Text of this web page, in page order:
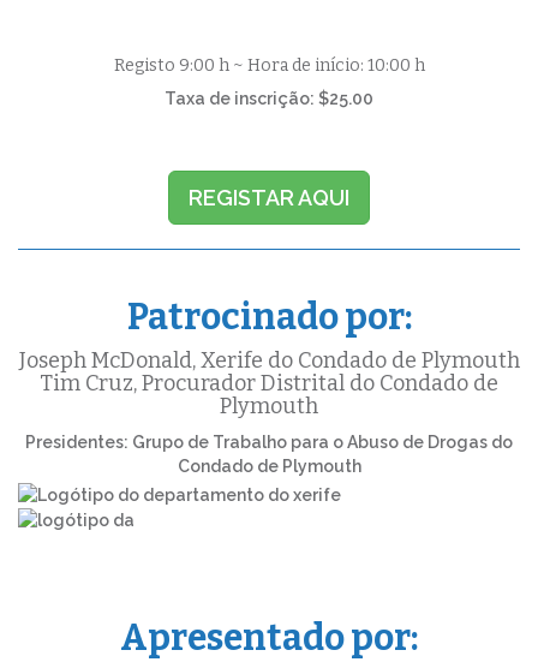
Registo 9:00 h ~ Hora de início: 10:00 h
Taxa de inscrição: $25.00
REGISTAR AQUI
Patrocinado por:
Joseph McDonald, Xerife do Condado de Plymouth
Tim Cruz, Procurador Distrital do Condado de
Plymouth
Presidentes: Grupo de Trabalho para o Abuso de Drogas do
Condado de Plymouth
Apresentado por: